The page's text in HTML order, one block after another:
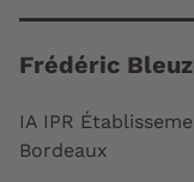
Frédéric
IA IPR
Bordeaux